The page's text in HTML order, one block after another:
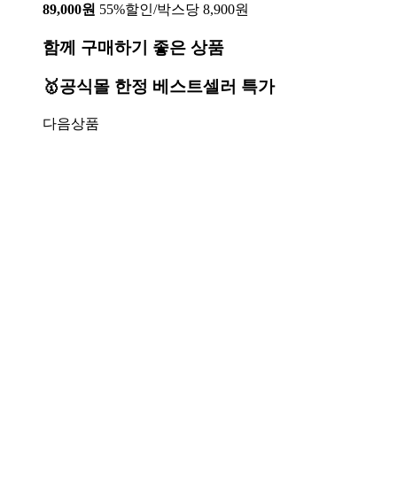
89,000원 55%할인/박스당 8,900원
함께 구매하기 좋은 상품
🥇공식몰 한정 베스트셀러 특가
다음상품